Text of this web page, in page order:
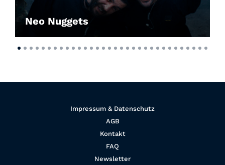
Neo Nuggets
Impressum & Datenschutz
AGB
Kontakt
FAQ
Newsletter